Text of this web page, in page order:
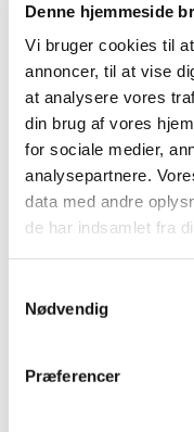
Denne hjemmeside
Vi bruger cookies til
annoncer, til at vise
at analysere vores
din brug af vores
for sociale medier,
analysepartnere.
data med andre
de har indsamlet fra
Nødvendig
Præferencer
3230 Graested
Denmark
Telephone: +45
E-mail:
TELL US